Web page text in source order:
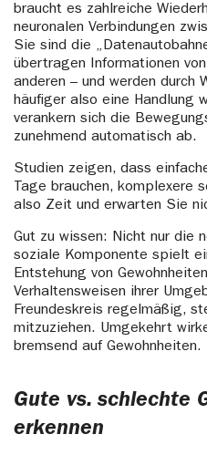
braucht es zahlreiche
neuronalen Verbindungen
Sie sind die
übertragen Informationen
anderen – und werden durch
häufiger also eine Handlung
verankern sich die
zunehmend automatisch ab.
Studien zeigen, dass
Tage brauchen, komplexere
also Zeit und erwarten Sie
Gut zu wissen: Nicht nur die
soziale Komponente spielt
Entstehung von
Verhaltensweisen ihrer
Freundeskreis regelmäßig,
mitzuziehen. Umgekehrt
bremsend auf Gewohnheiten.
Gute vs. schlechte
erkennen